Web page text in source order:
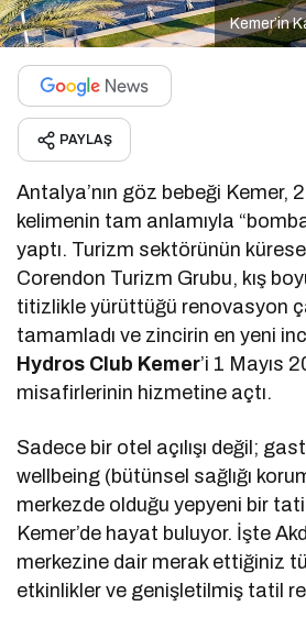
Kemer’in
PAYLAŞ
Antalya’nın göz bebeği Kemer,
kelimenin tam anlamıyla
yaptı. Turizm sektörünün
Corendon Turizm Grubu, kış
titizlikle yürüttüğü renovasyon
tamamladı ve zincirin en yeni
Hydros Club Kemer’i 1 Mayıs
misafirlerinin hizmetine açtı.
Sadece bir otel açılışı değil;
wellbeing (bütünsel sağlığı
merkezde olduğu yepyeni bir
Kemer’de hayat buluyor. İşte
merkezine dair merak ettiğiniz
etkinlikler ve genişletilmiş tatil